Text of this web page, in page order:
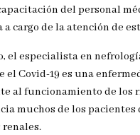
del personal
cargo de la atención de
el especialista en
el Covid-19 es una
al funcionamiento de los
muchos de los